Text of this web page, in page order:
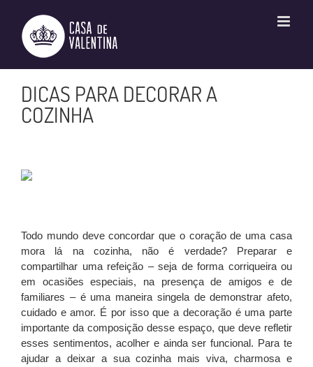
conteúdo
DICAS PARA DECORAR A
COZINHA
Todo mundo deve concordar que o coração de uma casa
mora lá na cozinha, não é verdade? Preparar e
compartilhar uma refeição – seja de forma corriqueira ou
em ocasiões especiais, na presença de amigos e de
familiares – é uma maneira singela de demonstrar afeto,
cuidado e amor. É por isso que a decoração é uma parte
importante da composição desse espaço, que deve refletir
esses sentimentos, acolher e ainda ser funcional. Para te
ajudar a deixar a sua cozinha mais viva, charmosa e